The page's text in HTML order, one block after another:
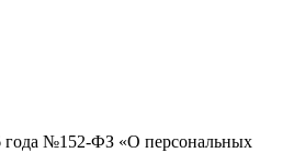
года №152-ФЗ «О персональных